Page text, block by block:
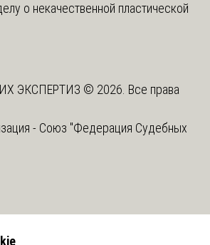
о некачественной пластической
ЭКСПЕРТИЗ © 2026. Все права
- Союз "Федерация Судебных